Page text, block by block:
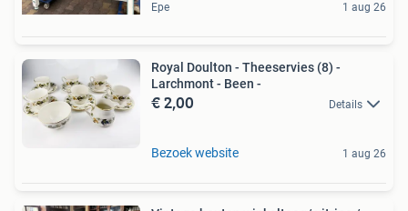
Epe 1 aug 26
Royal Doulton - Theeservies (8) -
Larchmont - Been -
€ 2,00 Details
Bezoek website 1 aug 26